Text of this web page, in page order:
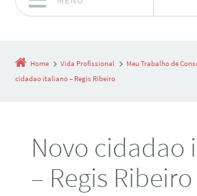
Home Vida Profissional Meu Trabalho de
cidadao italiano – Regis Ribeiro
Novo cidadao
– Regis Ribeiro